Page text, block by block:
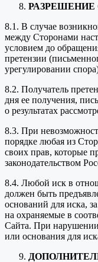
РАЗРЕШЕНИЕ
8.1. В случае
между Сторонами
условием до
претензии
урегулировании
8.2. Получатель
дня ее получения,
о результатах
8.3. При
порядке любая из
своих прав, которые
законодательством
8.4. Любой иск в
должен быть
оснований для иска,
на охраняемые в
Сайта. При
или основания для